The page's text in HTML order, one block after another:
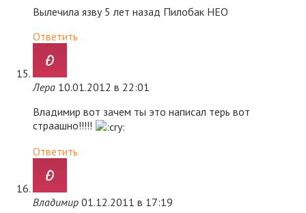
Вылечила язву 5 лет назад Пилобак НЕО
Ответить
Лера 10.01.2012 в 22:01
Владимир вот зачем ты это написал терь вот
страашно!!!!!
Ответить
Владимир 01.12.2011 в 17:19